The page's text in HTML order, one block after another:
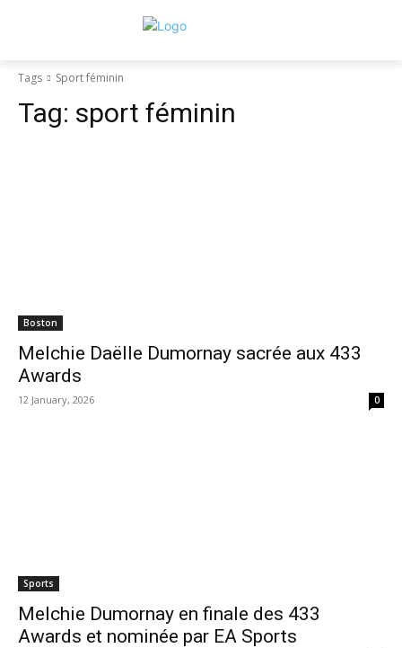
Tags Sport féminin
Tag: sport féminin
Boston
Melchie Daëlle Dumornay sacrée aux 433
Awards
12 January, 2026 0
Sports
Melchie Dumornay en finale des 433
Awards et nominée par EA Sports